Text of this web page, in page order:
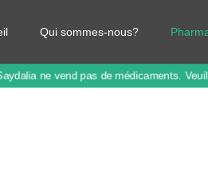
Qui sommes-nous?
ne vend pas de médicaments.